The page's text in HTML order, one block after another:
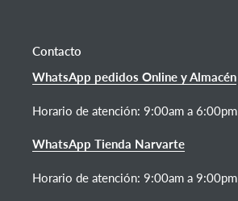
Contacto
WhatsApp pedidos Online y Almacén
Horario de atención: 9:00am a 6:00pm
WhatsApp Tienda Narvarte
Horario de atención: 9:00am a 9:00pm